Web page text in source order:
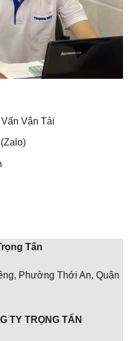
Vận Tải
Tấn
Phường Thới An, Quận
TY TRỌNG TẤN